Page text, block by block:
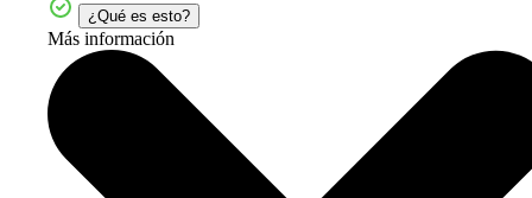
¿Qué es esto?
Más información